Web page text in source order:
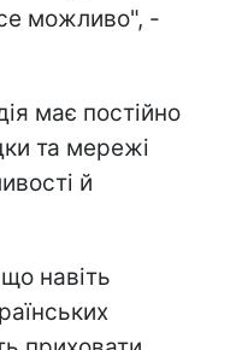
можливо", -
має постійно
та мережі
й
навіть